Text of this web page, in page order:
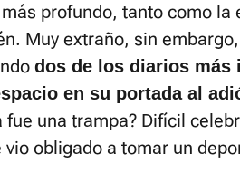
profundo, tanto como la
Muy extraño, sin
dos de los diarios más
en su portada al
fue una trampa? Difícil
vio obligado a tomar un